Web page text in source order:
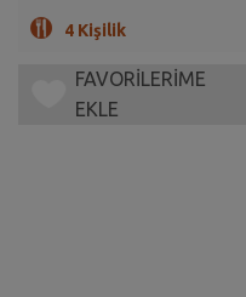
4 Kişilik
FAVORİLERİME
EKLE